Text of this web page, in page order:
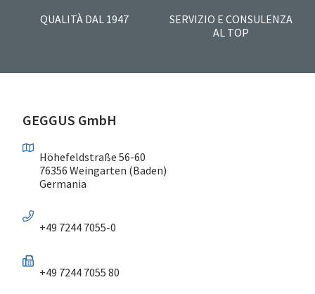
QUALITÀ DAL 1947
SERVIZIO E CONSULENZA
AL TOP
GEGGUS GmbH
Höhefeldstraße 56-60
76356 Weingarten (Baden)
Germania
+49 7244 7055-0
+49 7244 7055 80